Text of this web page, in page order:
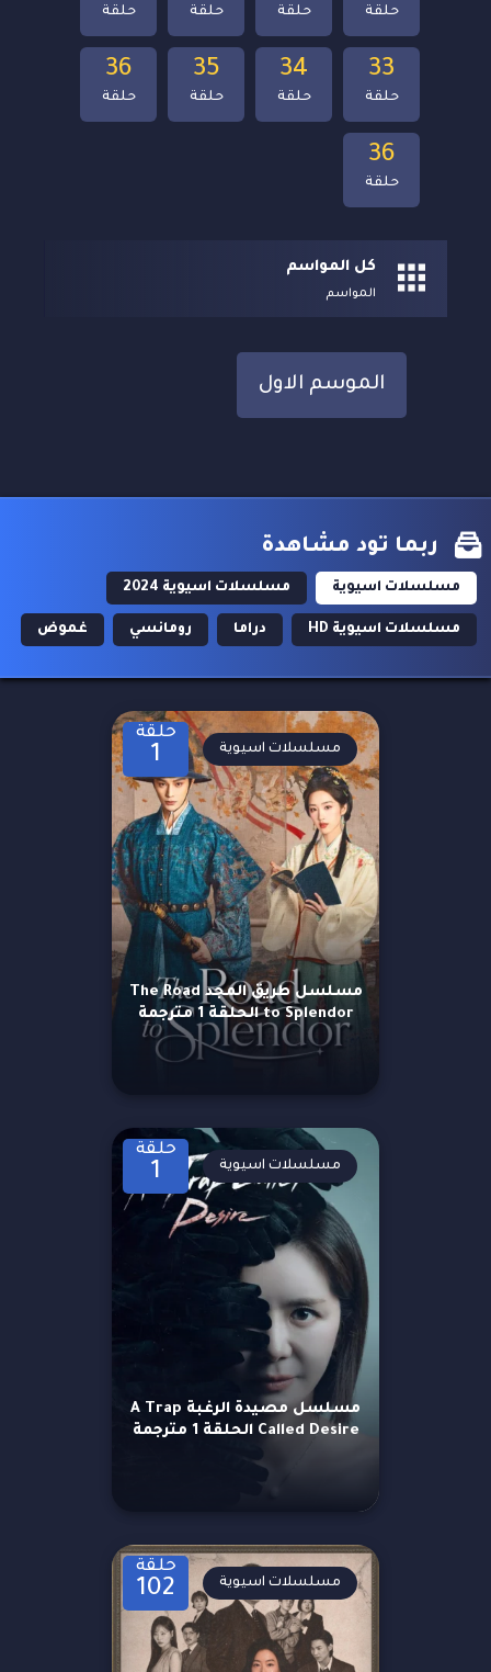
36
حلقة
36
حلقة
35
حلقة
34
حلقة
33
حلقة
حلقة حلقة حلقة حلقة
كل المواسم
المواسم
الموسم الاول
ربما تود مشاهدة
مسلسلات اسيوية مسلسلات اسيوية 2024
مسلسلات اسيوية HD دراما رومانسي غموض
حلقة
1
مسلسل طريق المجد The Road
to Splendor الحلقة 1 مترجمة
مسلسلات اسيوية
حلقة
1
مسلسل مصيدة الرغبة A Trap
Called Desire الحلقة 1 مترجمة
مسلسلات اسيوية
حلقة
102 مسلسلات اسيوية